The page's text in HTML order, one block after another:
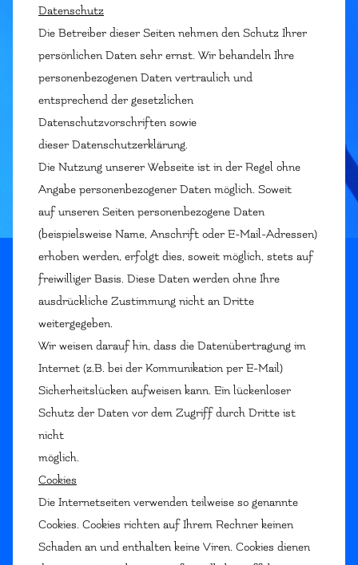
Datenschutz
Die Betreiber dieser Seiten nehmen den Schutz Ihrer
persönlichen Daten sehr ernst. Wir behandeln Ihre
personenbezogenen Daten vertraulich und
entsprechend der gesetzlichen
Datenschutzvorschriften sowie
dieser Datenschutzerklärung.
Die Nutzung unserer Webseite ist in der Regel ohne
Angabe personenbezogener Daten möglich. Soweit
auf unseren Seiten personenbezogene Daten
(beispielsweise Name, Anschrift oder E-Mail-Adressen)
erhoben werden, erfolgt dies, soweit möglich, stets auf
freiwilliger Basis. Diese Daten werden ohne Ihre
ausdrückliche Zustimmung nicht an Dritte
weitergegeben.
Wir weisen darauf hin, dass die Datenübertragung im
Internet (z.B. bei der Kommunikation per E-Mail)
Sicherheitslücken aufweisen kann. Ein lückenloser
Schutz der Daten vor dem Zugriff durch Dritte ist
nicht
möglich.
Cookies
Die Internetseiten verwenden teilweise so genannte
Cookies. Cookies richten auf Ihrem Rechner keinen
Schaden an und enthalten keine Viren. Cookies dienen